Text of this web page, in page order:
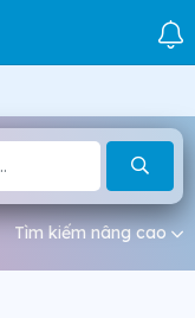
Tìm kiếm nâng cao